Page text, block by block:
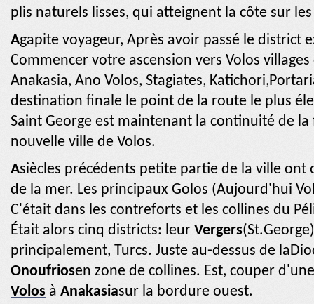
plis naturels lisses, qui atteignent la côte sur
Agapite voyageur, Après avoir passé le district
Commencer votre ascension vers Volos
Anakasia, Ano Volos, Stagiates,
destination finale le point de la route le plus
Saint George est maintenant la continuité de
nouvelle ville de Volos.
Asiècles précédents petite partie de la ville ont
de la mer. Les principaux Golos (Aujourd'hui
C'était dans les contreforts et les collines du
Était alors cinq districts: leur Vergers
principalement, Turcs. Juste au-dessus de la
Onoufriosen zone de collines. Est, couper
Volos à Anakasiasur la bordure ouest.